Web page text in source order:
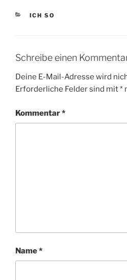
KATEGORIEN
ICH SO
Schreibe einen
Deine E-Mail-Adresse wird
Erforderliche Felder sind mit*
Kommentar*
Name*